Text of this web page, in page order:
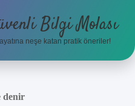
Bilgi Molası
neşe katan pratik öneriler!
denir